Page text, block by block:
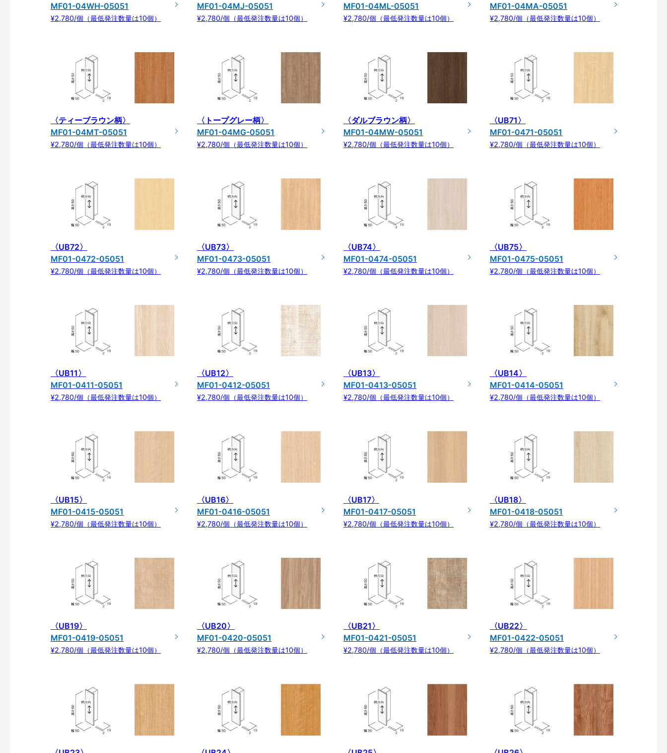
MF01-04WH-05051
¥2,780/個（最低発注数量は10個）
MF01-04MJ-05051
¥2,780/個（最低発注数量は10個）
MF01-04ML-05051
¥2,780/個（最低発注数量は10個）
MF01-04MA-05051
¥2,780/個（最低発注数量は10個）
〈ティーブラウン柄〉
MF01-04MT-05051
¥2,780/個（最低発注数量は10個）
〈トープグレー柄〉
MF01-04MG-05051
¥2,780/個（最低発注数量は10個）
〈ダルブラウン柄〉
MF01-04MW-05051
¥2,780/個（最低発注数量は10個）
〈UB71〉
MF01-0471-05051
¥2,780/個（最低発注数量は10個）
〈UB72〉
MF01-0472-05051
¥2,780/個（最低発注数量は10個）
〈UB73〉
MF01-0473-05051
¥2,780/個（最低発注数量は10個）
〈UB74〉
MF01-0474-05051
¥2,780/個（最低発注数量は10個）
〈UB75〉
MF01-0475-05051
¥2,780/個（最低発注数量は10個）
〈UB11〉
MF01-0411-05051
¥2,780/個（最低発注数量は10個）
〈UB12〉
MF01-0412-05051
¥2,780/個（最低発注数量は10個）
〈UB13〉
MF01-0413-05051
¥2,780/個（最低発注数量は10個）
〈UB14〉
MF01-0414-05051
¥2,780/個（最低発注数量は10個）
〈UB15〉
MF01-0415-05051
¥2,780/個（最低発注数量は10個）
〈UB16〉
MF01-0416-05051
¥2,780/個（最低発注数量は10個）
〈UB17〉
MF01-0417-05051
¥2,780/個（最低発注数量は10個）
〈UB18〉
MF01-0418-05051
¥2,780/個（最低発注数量は10個）
〈UB19〉
MF01-0419-05051
¥2,780/個（最低発注数量は10個）
〈UB20〉
MF01-0420-05051
¥2,780/個（最低発注数量は10個）
〈UB21〉
MF01-0421-05051
¥2,780/個（最低発注数量は10個）
〈UB22〉
MF01-0422-05051
¥2,780/個（最低発注数量は10個）